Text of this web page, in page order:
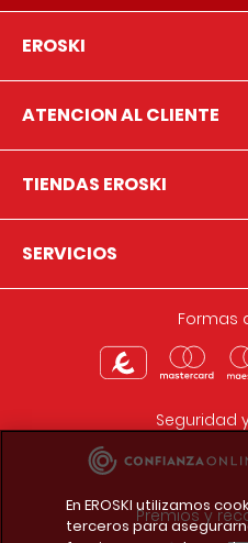
EROSKI
ATENCION AL CLIENTE
TIENDAS EROSKI
SERVICIOS
Formas
Seguridad
Premios y
En EROSKI utilizamos
terceros para